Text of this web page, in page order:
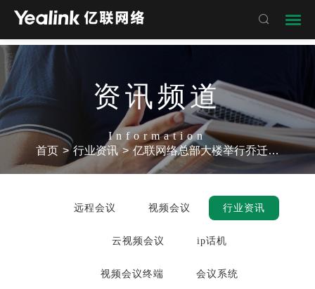

资讯频道
Information
首页 > 行业资讯 > 亿联网络总部大楼举行乔迁仪式|亿联网络新办公大楼
远程会议 视频会议 行业资讯
云视频会议 ip话机
视频会议终端 会议系统